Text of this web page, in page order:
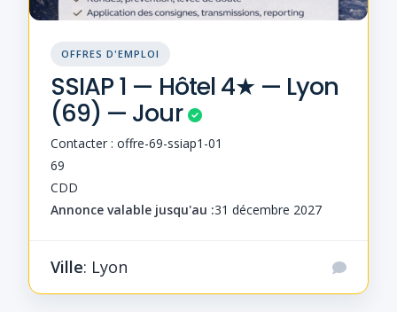
OFFRES D'EMPLOI
SSIAP 1 — Hôtel 4★ — Lyon
(69) — Jour
Contacter : offre-69-ssiap1-01
69
CDD
Annonce valable jusqu'au :31 décembre 2027
Ville: Lyon